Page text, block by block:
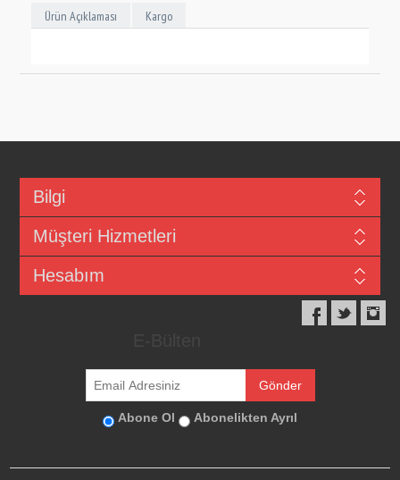
Ürün Açıklaması Kargo
Bilgi
Müşteri Hizmetleri
Hesabım
Abone Ol Abonelikten Ayrıl